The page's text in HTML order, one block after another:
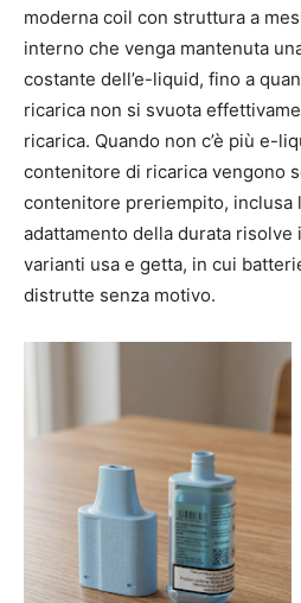
moderna coil con struttura a
interno che venga mantenuta
costante dell’e-liquid, fino a
ricarica non si svuota
ricarica. Quando non c’è più e-
contenitore di ricarica vengono
contenitore preriempito, inclusa
adattamento della durata
varianti usa e getta, in cui
distrutte senza motivo.